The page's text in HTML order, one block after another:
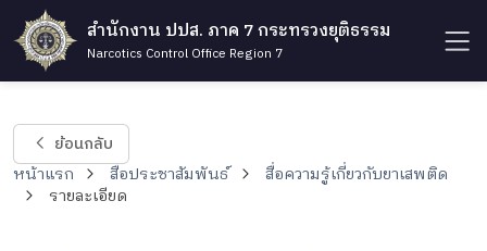
สำนักงาน ปปส. ภาค 7 กระทรวงยุติธรรม
Narcotics Control Office Region 7
ย้อนกลับ
หน้าแรก สื่อประชาสัมพันธ์
สื่อความรู้เกี่ยวกับยาเสพติด
รายละเอียด